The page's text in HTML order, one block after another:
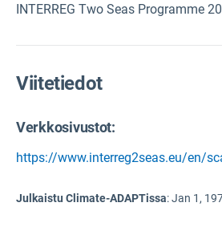
INTERREG Two Seas Programme
Viitetiedot
Verkkosivustot:
https://www.interreg2seas.eu/en/
Julkaistu Climate-ADAPTissa:Jan 1,